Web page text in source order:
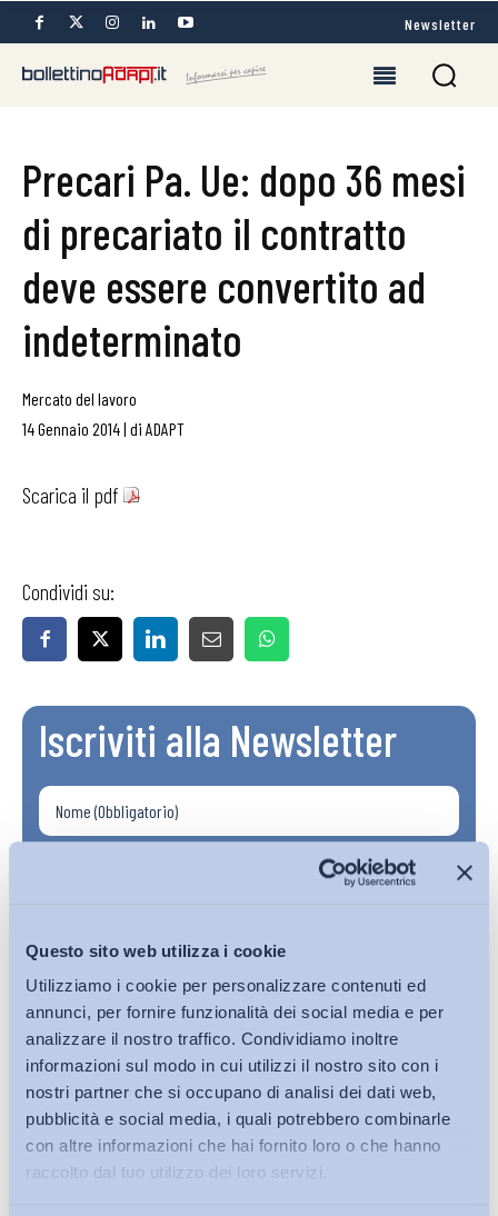
Questo sito web utilizza i cookie
Utilizziamo i cookie per personalizzare contenuti ed
annunci, per fornire funzionalità dei social media e per
analizzare il nostro traffico. Condividiamo inoltre
informazioni sul modo in cui utilizzi il nostro sito con i
nostri partner che si occupano di analisi dei dati web,
pubblicità e social media, i quali potrebbero combinarle
con altre informazioni che hai fornito loro o che hanno
raccolto dal tuo utilizzo dei loro servizi.
Newsletter
Precari Pa. Ue: dopo 36 mesi
di precariato il contratto
deve essere convertito ad
indeterminato
Mercato del lavoro
14 Gennaio 2014| di ADAPT
Scarica il pdf
Condividi su:
Iscriviti alla Newsletter